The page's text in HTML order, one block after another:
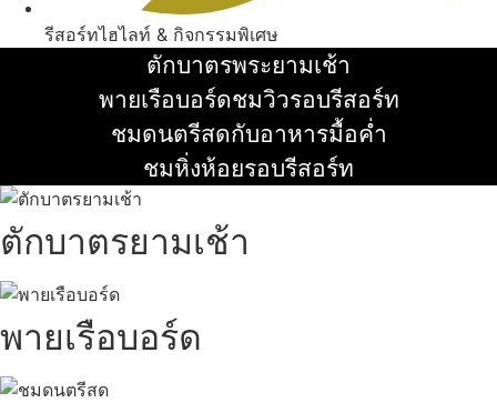
รีสอร์ทไฮไลท์ & กิจกรรมพิเศษ
ตักบาตรพระยามเช้า
อ่านเพิ่ม
พายเรือบอร์ดชมวิวรอบรีสอร์ท
อ่านเพิ่ม
ชมดนตรีสดกับอาหารมื้อค่ำ
อ่านเพิ่ม
ชมหิ่งห้อยรอบรีสอร์ท
ตักบาตรยามเช้า
พายเรือบอร์ด